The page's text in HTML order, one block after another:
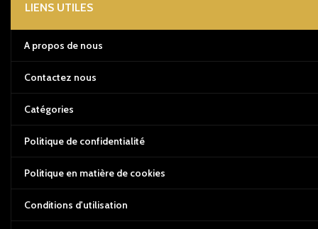
LIENS UTILES
A propos de nous
Contactez nous
Catégories
Politique de confidentialité
Politique en matière de cookies
Conditions d'utilisation